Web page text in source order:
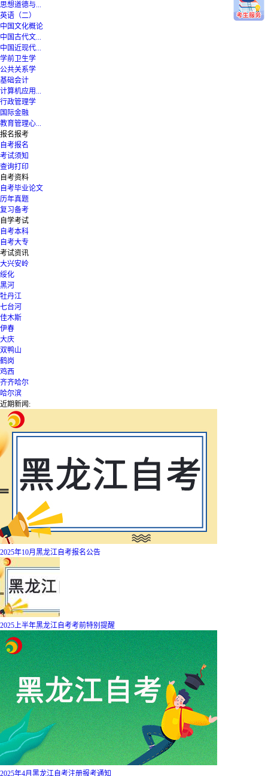
思想道德与...
英语（二）
中国文化概论
中国古代文...
中国近现代...
学前卫生学
公共关系学
基础会计
计算机应用...
行政管理学
国际金融
教育管理心...
报名报考
自考报名
考试须知
查询打印
自考资料
自考毕业论文
历年真题
复习备考
自学考试
自考本科
自考大专
考试资讯
大兴安岭
绥化
黑河
牡丹江
七台河
佳木斯
伊春
大庆
双鸭山
鹤岗
鸡西
齐齐哈尔
哈尔滨
近期新闻:
2025年10月黑龙江自考报名公告
2025上半年黑龙江自考考前特别提醒
2025年4月黑龙江自考注册报考通知